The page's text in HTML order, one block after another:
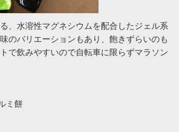
、水溶性マグネシウムを配合したジェル系
のバリエーションもあり、飽きずらいのも
で飲みやすいので自転車に限らずマラソン
ミ餅